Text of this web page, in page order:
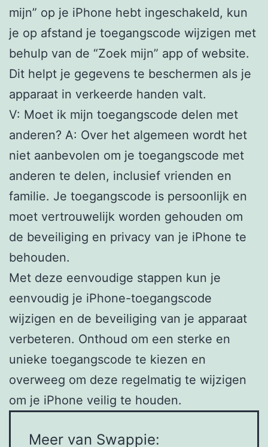
mijn” op je iPhone hebt ingeschakeld, kun
je op afstand je toegangscode wijzigen met
behulp van de “Zoek mijn” app of website.
Dit helpt je gegevens te beschermen als je
apparaat in verkeerde handen valt.
V: Moet ik mijn toegangscode delen met
anderen? A: Over het algemeen wordt het
niet aanbevolen om je toegangscode met
anderen te delen, inclusief vrienden en
familie. Je toegangscode is persoonlijk en
moet vertrouwelijk worden gehouden om
de beveiliging en privacy van je iPhone te
behouden.
Met deze eenvoudige stappen kun je
eenvoudig je iPhone-toegangscode
wijzigen en de beveiliging van je apparaat
verbeteren. Onthoud om een sterke en
unieke toegangscode te kiezen en
overweeg om deze regelmatig te wijzigen
om je iPhone veilig te houden.
Meer van Swappie: